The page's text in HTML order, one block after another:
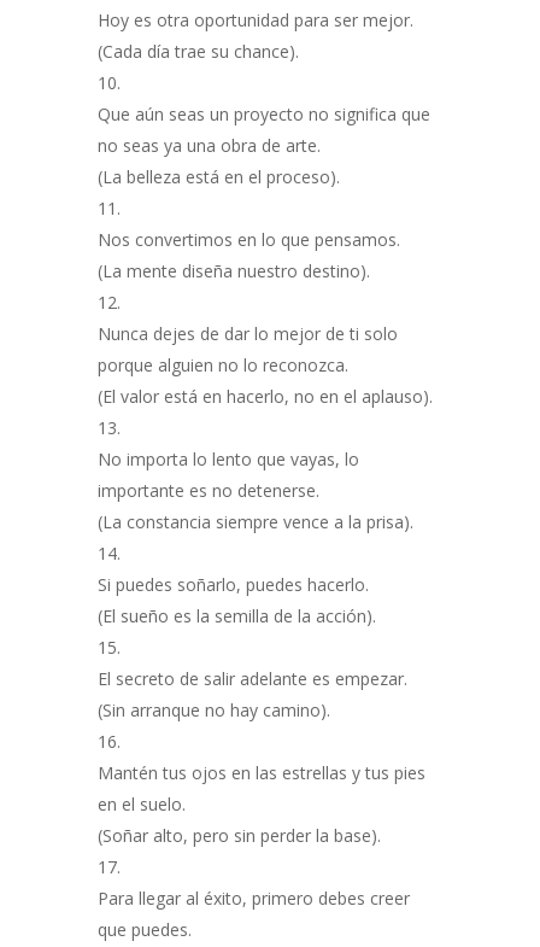
Hoy es otra oportunidad para ser mejor.
(Cada día trae su chance).
Que aún seas un proyecto no significa que
no seas ya una obra de arte.
(La belleza está en el proceso).
Nos convertimos en lo que pensamos.
(La mente diseña nuestro destino).
Nunca dejes de dar lo mejor de ti solo
porque alguien no lo reconozca.
(El valor está en hacerlo, no en el aplauso).
No importa lo lento que vayas, lo
importante es no detenerse.
(La constancia siempre vence a la prisa).
Si puedes soñarlo, puedes hacerlo.
(El sueño es la semilla de la acción).
El secreto de salir adelante es empezar.
(Sin arranque no hay camino).
Mantén tus ojos en las estrellas y tus pies
en el suelo.
(Soñar alto, pero sin perder la base).
Para llegar al éxito, primero debes creer
que puedes.